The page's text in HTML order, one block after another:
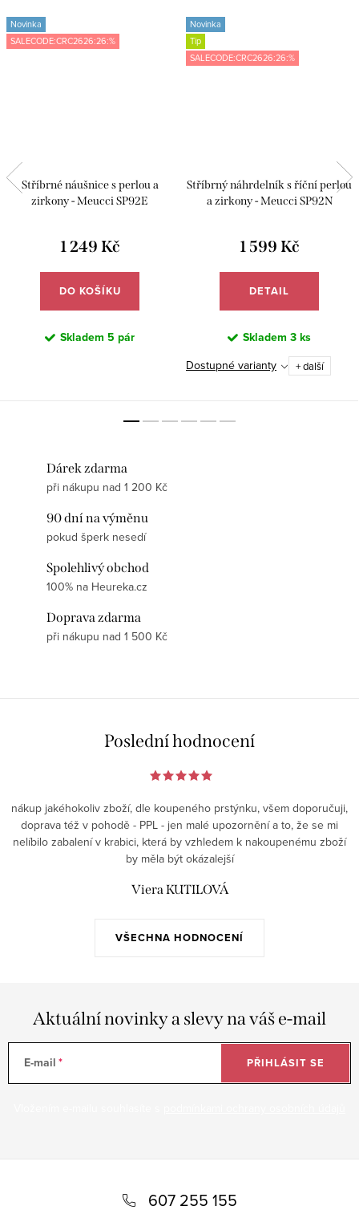
Novinka
SALECODE:CRC2626:26:%
Stříbrné náušnice s perlou a
zirkony - Meucci SP92E
1 249 Kč
DO KOŠÍKU
Skladem 5 pár
Novinka
Tip
SALECODE:CRC2626:26:%
Stříbrný náhrdelník s říční perlou
a zirkony - Meucci SP92N
1 599 Kč
DETAIL
Skladem 3 ks
Dostupné varianty + další
Dárek zdarma
při nákupu nad 1 200 Kč
90 dní na výměnu
pokud šperk nesedí
Spolehlivý obchod
100% na Heureka.cz
Doprava zdarma
při nákupu nad 1 500 Kč
Poslední hodnocení
VŠECHNA HODNOCENÍ
nákup jakéhokoliv zboží, dle koupeného prstýnku, všem doporučuji,
doprava též v pohodě - PPL - jen malé upozornění a to, že se mi
nelíbilo zabalení v krabici, která by vzhledem k nakoupenému zboží
by měla být okázalejší
Viera KUTILOVÁ
Aktuální novinky a slevy na váš e-mail
E-mail PŘIHLÁSIT SE
607 255 155